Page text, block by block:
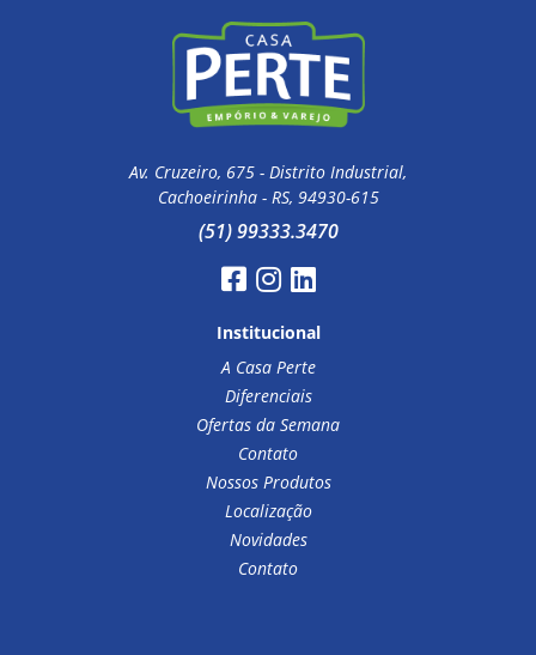
Av. Cruzeiro, 675 - Distrito Industrial,
Cachoeirinha - RS, 94930-615
(51) 99333.3470
Institucional
A Casa Perte
Diferenciais
Ofertas da Semana
Contato
Nossos Produtos
Localização
Novidades
Contato